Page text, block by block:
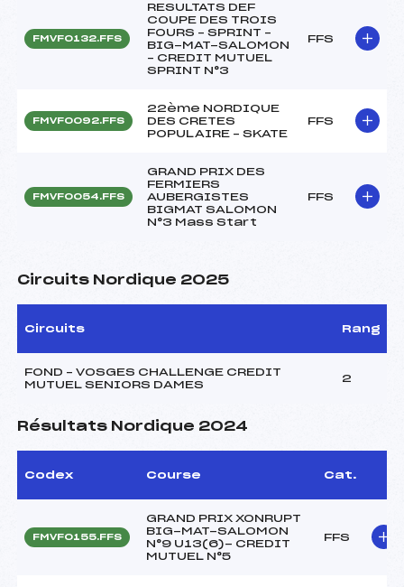
FMVF0132.FFS
RESULTATS DEF
COUPE DES TROIS
FOURS – SPRINT –
BIG-MAT-SALOMON
– CREDIT MUTUEL
SPRINT N°3
FFS
FMVF0092.FFS
22ème NORDIQUE
DES CRETES
POPULAIRE – SKATE
FFS
FMVF0054.FFS
GRAND PRIX DES
FERMIERS
AUBERGISTES
BIGMAT SALOMON
N°3 Mass Start
FFS
Circuits Nordique 2025
Circuits Rang
FOND – VOSGES CHALLENGE CREDIT
MUTUEL SENIORS DAMES
2
Résultats Nordique 2024
Codex Course Cat.
FMVF0155.FFS
GRAND PRIX XONRUPT
BIG-MAT-SALOMON
N°9 U13(6)- CREDIT
MUTUEL N°5
FFS